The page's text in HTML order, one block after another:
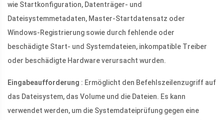
wie Startkonfiguration, Datenträger- und
Dateisystemmetadaten, Master-Startdatensatz oder
Windows-Registrierung sowie durch fehlende oder
beschädigte Start- und Systemdateien, inkompatible Treiber
oder beschädigte Hardware verursacht wurden.
Eingabeaufforderung : Ermöglicht den Befehlszeilenzugriff auf
das Dateisystem, das Volume und die Dateien. Es kann
verwendet werden, um die Systemdateiprüfung gegen eine